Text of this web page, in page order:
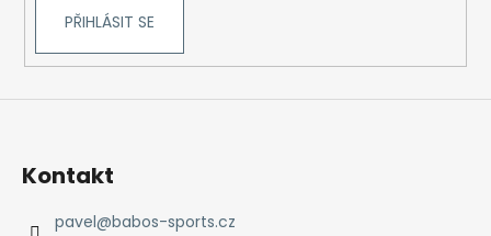
PŘIHLÁSIT SE
Kontakt
pavel@babos-sports.cz